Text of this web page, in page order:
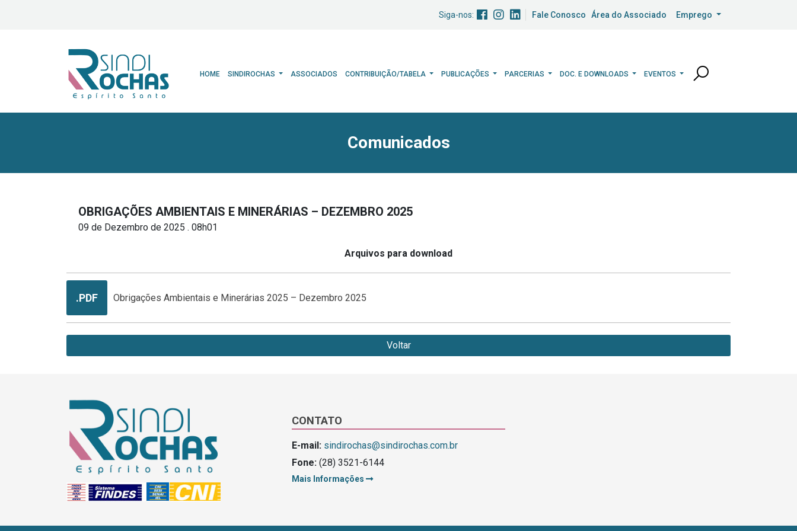
Siga-nos: Fale Conosco Área do Associado Emprego
HOME SINDIROCHAS ASSOCIADOS CONTRIBUIÇÃO/TABELA PUBLICAÇÕES PARCERIAS DOC. E DOWNLOADS EVENTOS
Comunicados
OBRIGAÇÕES AMBIENTAIS E MINERÁRIAS – DEZEMBRO 2025
09 de Dezembro de 2025 . 08h01
Arquivos para download
.PDF Obrigações Ambientais e Minerárias 2025 – Dezembro 2025
Voltar
CONTATO
E-mail: sindirochas@sindirochas.com.br
Fone: (28) 3521-6144
Mais Informações